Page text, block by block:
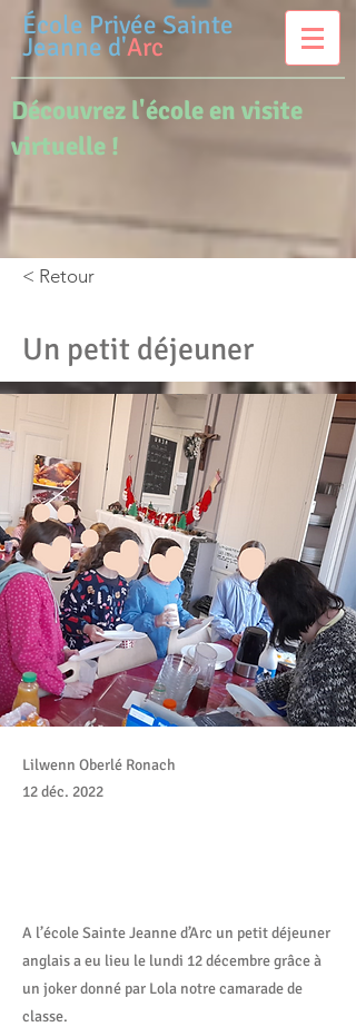
École PrivéeSainte
Jeanne d'Arc
Découvrez l'école en visite
virtuelle !
< Retour
Un petit déjeuner
Lilwenn Oberlé Ronach
12 déc. 2022
A l’école Sainte Jeanne d’Arc un petit déjeuner
anglais a eu lieu le lundi 12 décembre grâce à
un joker donné par Lola notre camarade de
classe.